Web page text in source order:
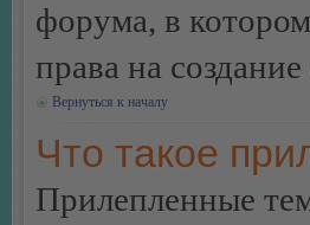
форума, в
права на
Вернуться к началу
Что такое
Прилепленные